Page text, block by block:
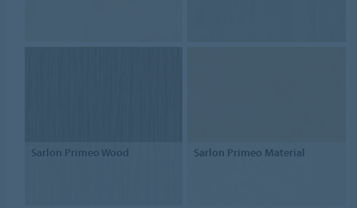
Sarlon Primeo Wood Sarlon Primeo Material